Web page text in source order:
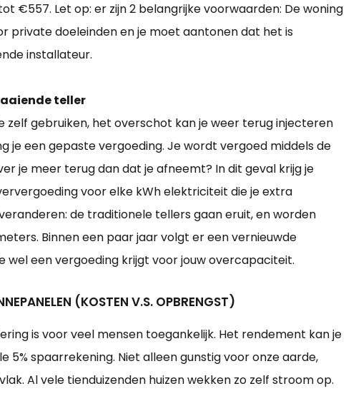
€557. Let op: er zijn 2 belangrijke voorwaarden: De woning
private doeleinden en je moet aantonen dat het is
installateur.
teller
zelf gebruiken, het overschot kan je weer terug injecteren
je een gepaste vergoeding. Je wordt vergoed middels de
je meer terug dan dat je afneemt? In dit geval krijg je
voor elke kWh elektriciteit die je extra
de traditionele tellers gaan eruit, en worden
Binnen een paar jaar volgt er een vernieuwde
wel een vergoeding krijgt voor jouw overcapaciteit.
(KOSTEN V.S. OPBRENGST)
is voor veel mensen toegankelijk. Het rendement kan je
5% spaarrekening. Niet alleen gunstig voor onze aarde,
Al vele tienduizenden huizen wekken zo zelf stroom op.